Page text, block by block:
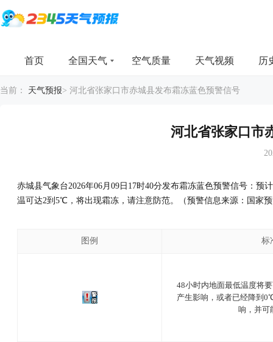
首页 全国天气 空气质量 天气视频 历
当前： 天气预报> 河北省张家口市赤城县发布霜冻蓝色预警信号
河北省张家口市
赤城县气象台2026年06月09日17时40分发布霜冻蓝色预警信号：
温可达2到5℃，将出现霜冻，请注意防范。（预警信息来源：国家
图例 标
48小时内地面最低温度将
产生影响，或者已经降到
响，并可